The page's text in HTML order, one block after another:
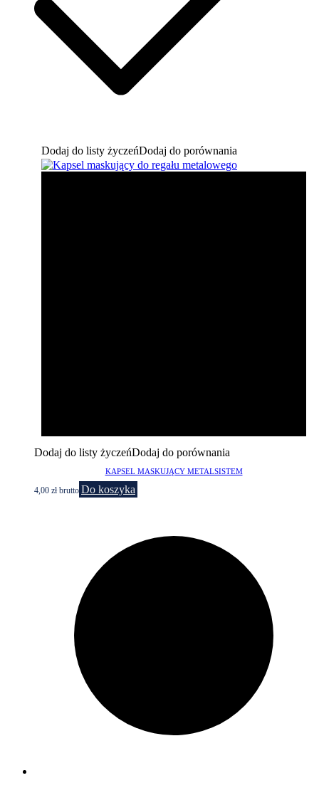
Dodaj do listy życzeńDodaj do porównania
Dodaj do listy życzeńDodaj do porównania
KAPSEL MASKUJĄCY METALSISTEM
4,00 złbrutto Do koszyka